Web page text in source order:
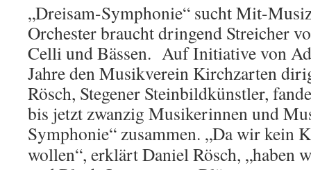
„Dreisam-Symphonie“ sucht Mit-
Orchester braucht dringend Streicher
Celli und Bässen. Auf Initiative von
Jahre den Musikverein Kirchzarten
Rösch, Stegener Steinbildkünstler,
bis jetzt zwanzig Musikerinnen und
Symphonie“ zusammen. „Da wir kein
wollen“, erklärt Daniel Rösch, „haben